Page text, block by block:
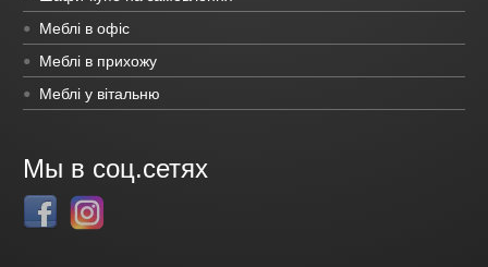
Меблі в офіс
Меблі в прихожу
Меблі у вітальню
Мы в соц.сетях